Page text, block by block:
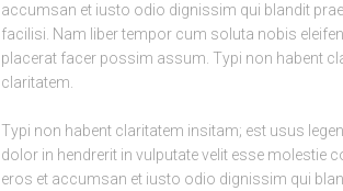
accumsan et iusto odio dignissim qui blandit
facilisi. Nam liber tempor cum soluta nobis
placerat facer possim assum. Typi non habent
claritatem.
Typi non habent claritatem insitam; est usus
dolor in hendrerit in vulputate velit esse molestie
eros et accumsan et iusto odio dignissim qui